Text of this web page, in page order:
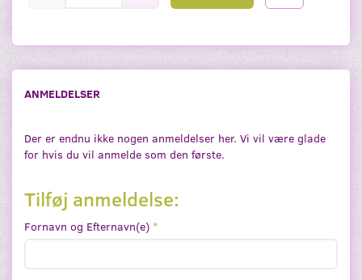
ANMELDELSER
Der er endnu ikke nogen anmeldelser her. Vi vil være glade
for hvis du vil anmelde som den første.
Tilføj anmeldelse:
Fornavn og Efternavn(e)